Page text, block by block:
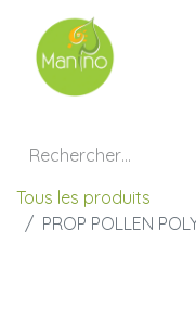
Tous les produits
PROP POLLEN